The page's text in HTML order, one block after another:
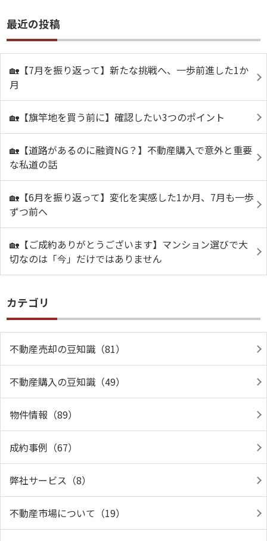
最近の投稿
🏡【7月を振り返って】新たな挑戦へ、一歩前進した1か
月
🏡【旗竿地を買う前に】確認したい3つのポイント
🏡【道路があるのに融資NG？】不動産購入で意外と重要
な私道の話
🏡【6月を振り返って】変化を実感した1か月、7月も一歩
ずつ前へ
🏡【ご成約ありがとうございます】マンション選びで大
切なのは「今」だけではありません
カテゴリ
不動産売却の豆知識（81）
不動産購入の豆知識（49）
物件情報（89）
成約事例（67）
弊社サービス（8）
不動産市場について（19）